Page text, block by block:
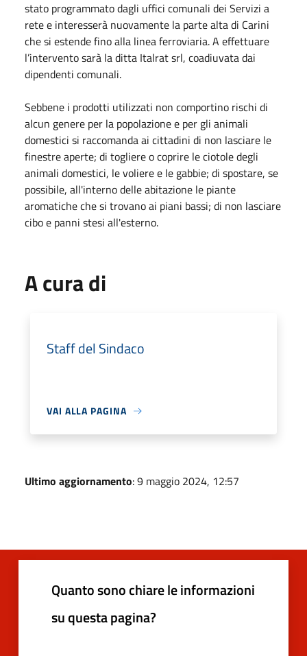
stato programmato dagli uffici comunali dei Servizi a
rete e interesserà nuovamente la parte alta di Carini
che si estende fino alla linea ferroviaria. A effettuare
l’intervento sarà la ditta Italrat srl, coadiuvata dai
dipendenti comunali.
Sebbene i prodotti utilizzati non comportino rischi di
alcun genere per la popolazione e per gli animali
domestici si raccomanda ai cittadini di non lasciare le
finestre aperte; di togliere o coprire le ciotole degli
animali domestici, le voliere e le gabbie; di spostare, se
possibile, all'interno delle abitazione le piante
aromatiche che si trovano ai piani bassi; di non lasciare
cibo e panni stesi all'esterno.
A cura di
Staff del Sindaco
VAI ALLA PAGINA
Ultimo aggiornamento: 9 maggio 2024, 12:57
Quanto sono chiare le informazioni
su questa pagina?